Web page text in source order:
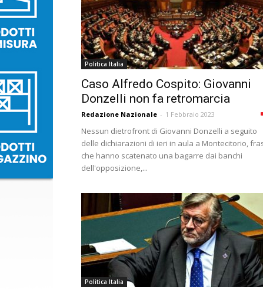
Politica Italia
Caso Alfredo Cospito: Giovanni
Donzelli non fa retromarcia
Redazione Nazionale - 1 Febbraio 2023
Nessun dietrofront di Giovanni Donzelli a seguito
delle dichiarazioni di ieri in aula a Montecitorio,
che hanno scatenato una bagarre dai banchi
dell'opposizione,...
Politica Italia